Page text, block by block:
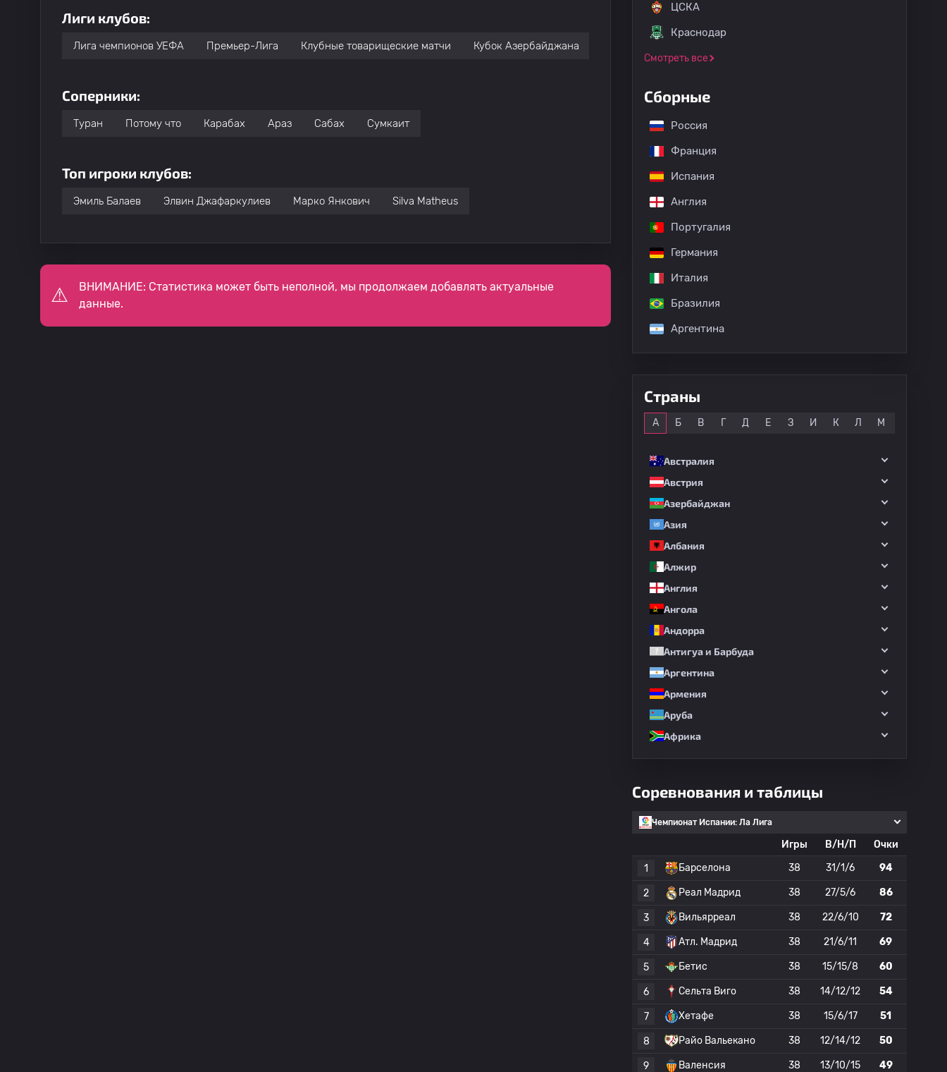
Лиги клубов:
Лига чемпионов УЕФА Премьер-Лига Клубные товарищеские матчи Кубок Азербайджана
Соперники:
Туран Потому что Карабах Араз Сабах Сумкаит
Топ игроки клубов:
Эмиль Балаев Элвин Джафаркулиев Марко Янкович Silva Matheus
ВНИМАНИЕ: Статистика может быть неполной, мы продолжаем добавлять актуальные
данные.
ЦСКА
Краснодар
Смотреть все
Сборные
Россия
Франция
Испания
Англия
Португалия
Германия
Италия
Бразилия
Аргентина
Страны
А Б В Г Д Е З И К Л М
Австралия
Австрия
Азербайджан
Азия
Албания
Алжир
Англия
Ангола
Андорра
Антигуа и Барбуда
Аргентина
Армения
Аруба
Африка
Соревнования и таблицы
Чемпионат Испании: Ла Лига
Игры В/Н/П
Очки
1
Барселона 38 31/1/6 94
2 Реал Мадрид 38 27/5/6 86
3 Вильярреал 38 22/6/10 72
4 Атл. Мадрид 38 21/6/11 69
5 Бетис 38 15/15/8 60
6 Сельта Виго 38 14/12/12 54
7 Хетафе 38 15/6/17 51
8 Райо Вальекано 38 12/14/12 50
9 Валенсия 38 13/10/15 49